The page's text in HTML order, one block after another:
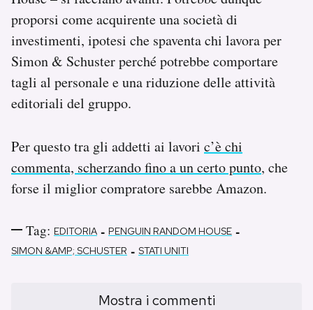
proporsi come acquirente una società di
investimenti, ipotesi che spaventa chi lavora per
Simon & Schuster perché potrebbe comportare
tagli al personale e una riduzione delle attività
editoriali del gruppo.
Per questo tra gli addetti ai lavori c’è chi
commenta, scherzando fino a un certo punto, che
forse il miglior compratore sarebbe Amazon.
Tag: EDITORIA - PENGUIN RANDOM HOUSE -
SIMON &AMP; SCHUSTER - STATI UNITI
Mostra i commenti